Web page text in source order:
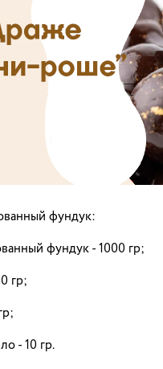
фундук:
фундук - 1000 гр;
гр;
- 10 гр.